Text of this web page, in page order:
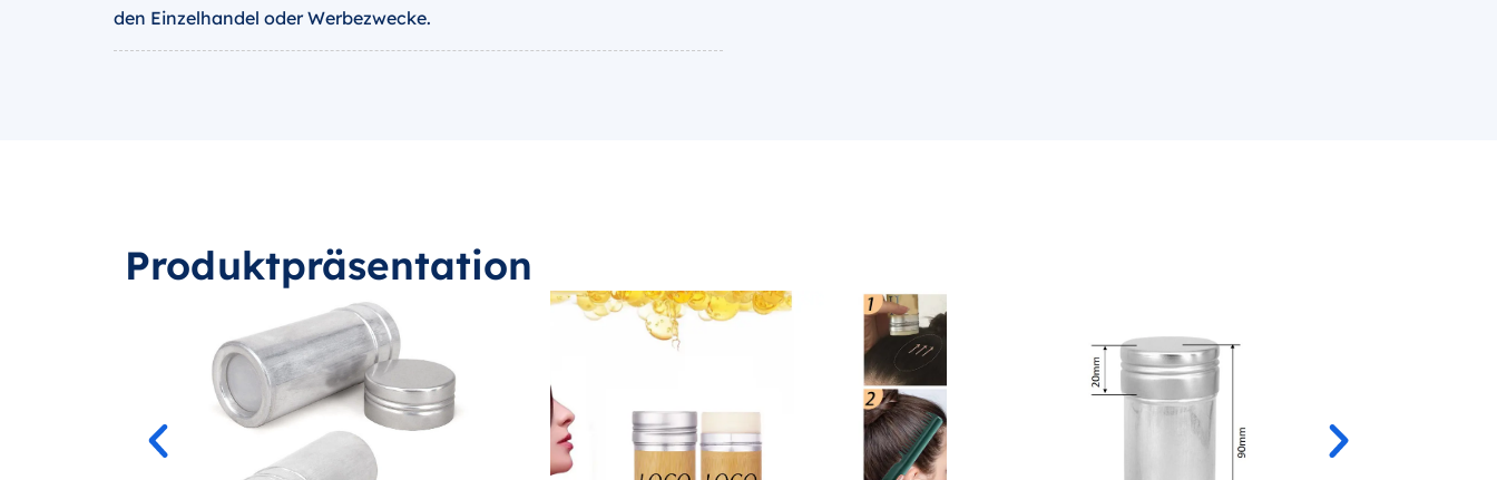
den Einzelhandel oder Werbezwecke.
Produktpräsentation